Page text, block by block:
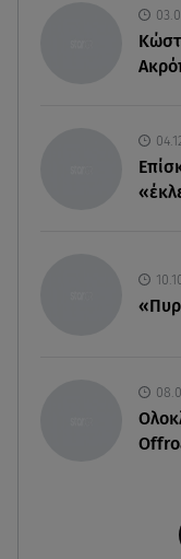
αριθμοί για
07.08.26 , 21:03
MINI Aceman E: